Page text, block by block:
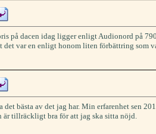
på dacen idag ligger enligt Audionord på
det var en enligt honom liten förbättring som
bästa av det jag har. Min erfarenhet sen
är tillräckligt bra för att jag ska sitta nöjd.